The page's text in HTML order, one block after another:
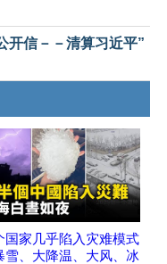
开信－－清算习近平”
国家几乎陷入灾难模式
雪、大降温、大风、冰